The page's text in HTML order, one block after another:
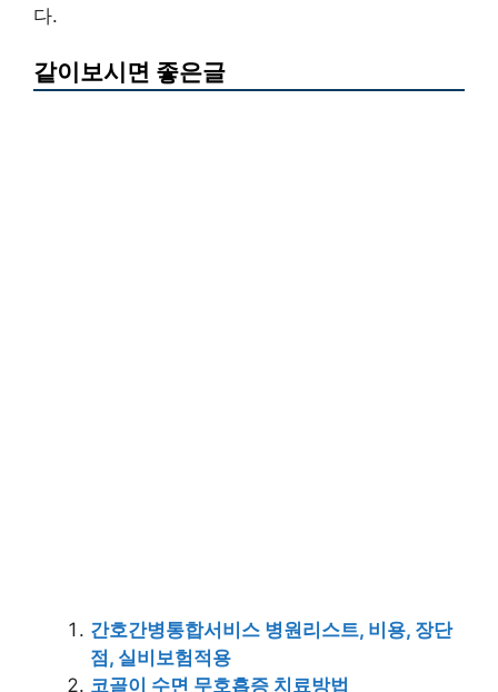
다.
같이보시면 좋은글
간호간병통합서비스 병원리스트, 비용, 장단
점, 실비보험적용
코골이 수면 무호흡증 치료방법